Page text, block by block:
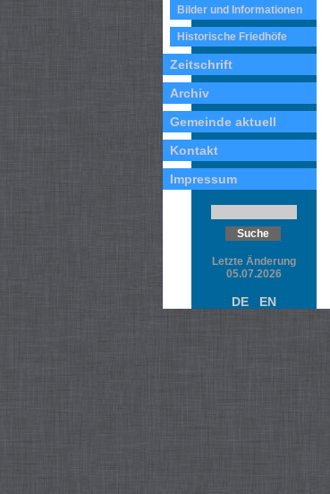
Bilder und Informationen
Historische Friedhöfe
Zeitschrift
Archiv
Gemeinde aktuell
Kontakt
Impressum
Letzte Änderung
05.07.2026
DE EN